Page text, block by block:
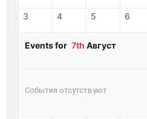
3 4 5 6
Events for 7th Август
События отсутствуют